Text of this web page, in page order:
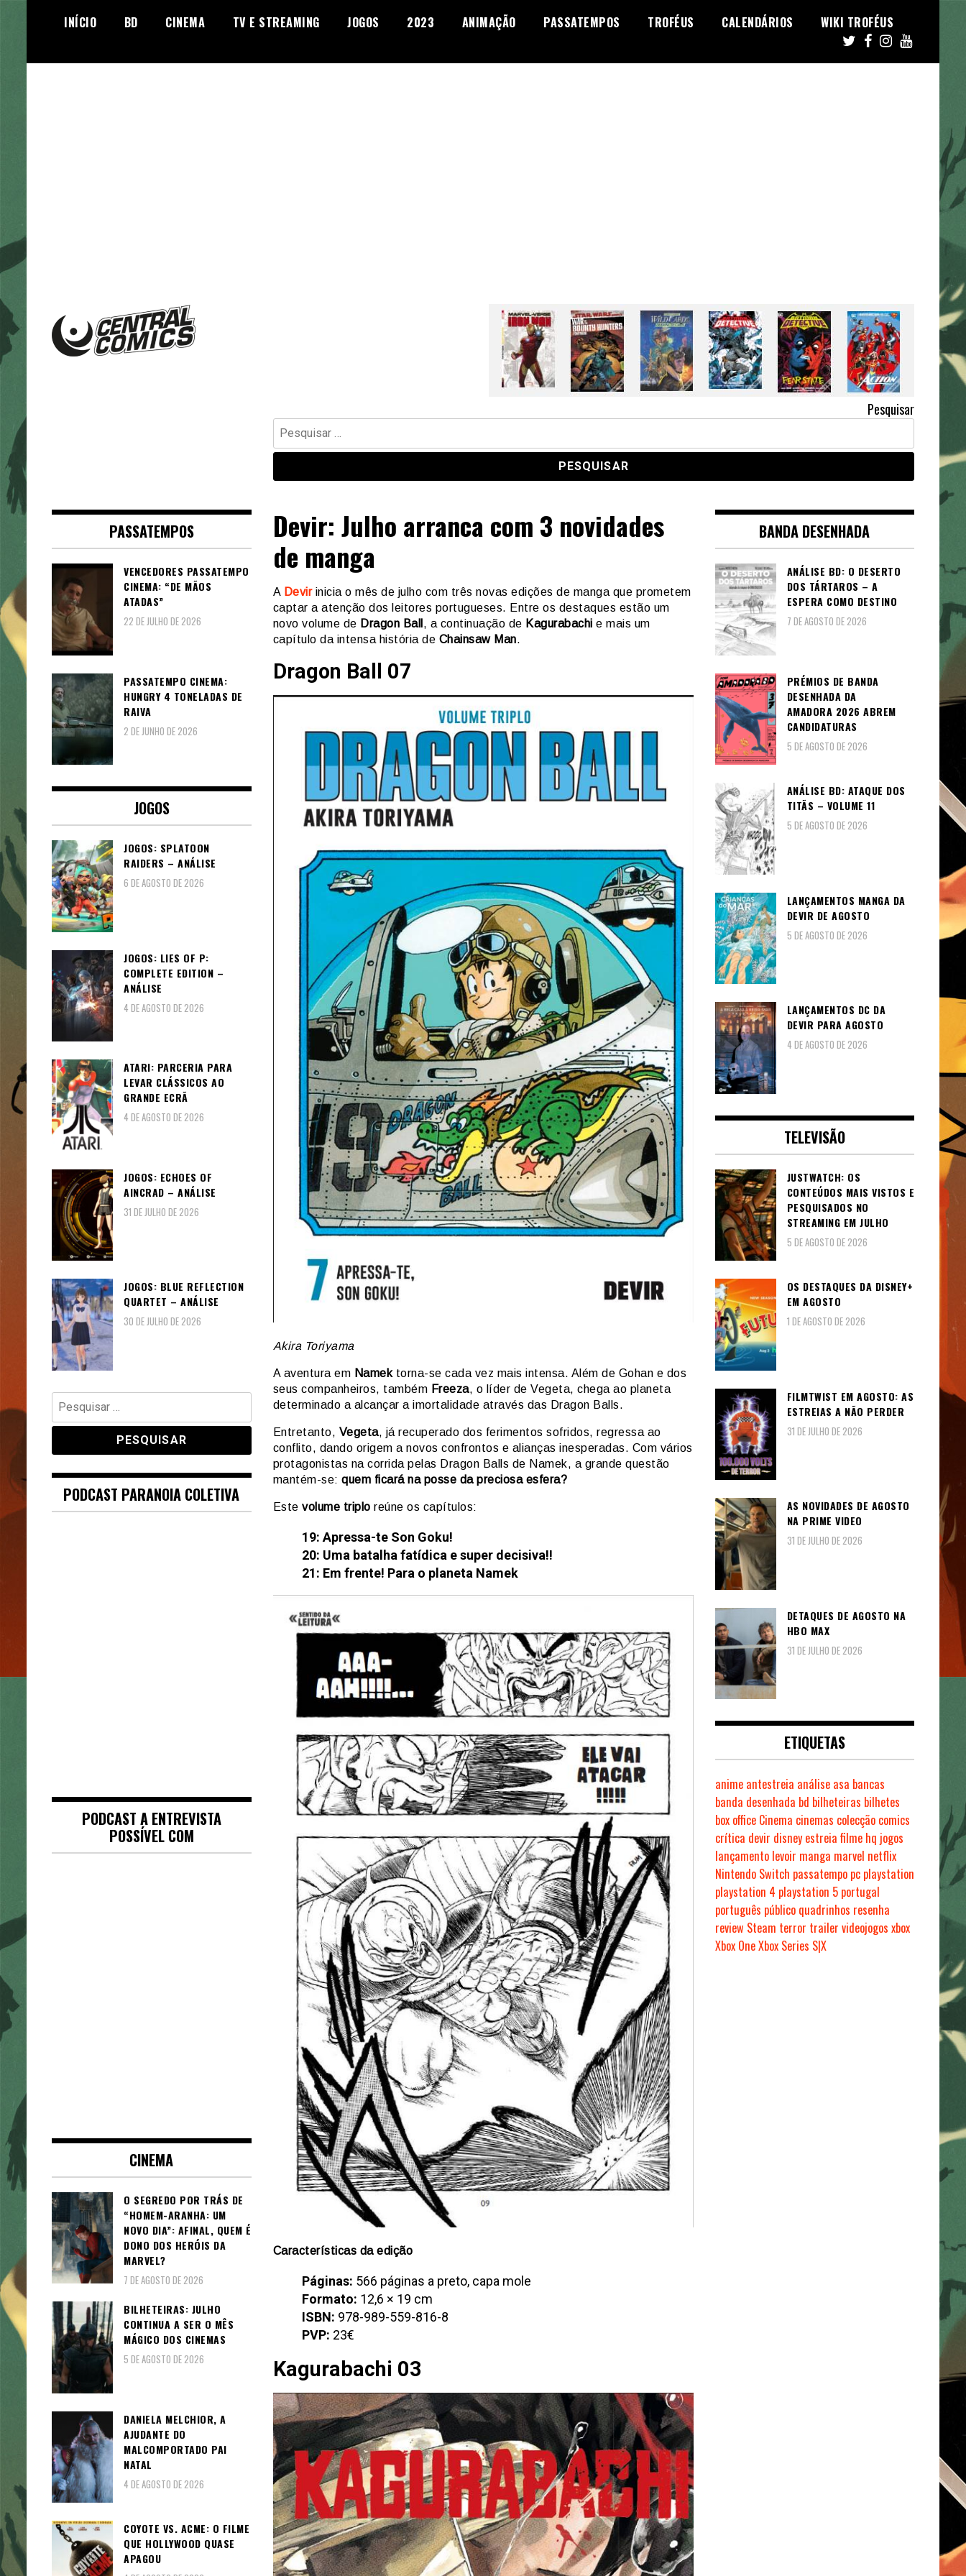
INÍCIO BD CINEMA TV E STREAMING JOGOS 2023 ANIMAÇÃO PASSATEMPOS TROFÉUS CALENDÁRIOS WIKI TROFÉUS
Pesquisar
Pesquisar
por:
Devir: Julho arranca com 3 novidades
de manga
A Devirinicia o mês de julho com três novas edições de manga que prometem
captar a atenção dos leitores portugueses. Entre os destaques estão um
novo volume de Dragon Ball , a continuação de Kagurabachi e mais um
capítulo da intensa história de Chainsaw Man.
Dragon Ball 07
Akira Toriyama
A aventura em Namektorna-se cada vez mais intensa. Além de Gohan e dos
seus companheiros, também Freeza, o líder de Vegeta, chega ao planeta
determinado a alcançar a imortalidade através das Dragon Balls.
Entretanto, Vegeta, já recuperado dos ferimentos sofridos, regressa ao
conflito, dando origem a novos confrontos e alianças inesperadas. Com vários
protagonistas na corrida pelas Dragon Balls de Namek, a grande questão
mantém-se: quem ficará na posse da preciosa esfera?
Este volume triplo reúne os capítulos:
19: Apressa-te Son Goku!
20: Uma batalha fatídica e super decisiva!!
21: Em frente! Para o planeta Namek
Características da edição
Páginas: 566 páginas a preto, capa mole
Formato: 12,6 × 19 cm
ISBN: 978-989-559-816-8
PVP: 23€
Kagurabachi 03
PASSATEMPOS
VENCEDORES PASSATEMPO
CINEMA: “DE MÃOS
ATADAS”
22 DE JULHO DE 2026
PASSATEMPO CINEMA:
HUNGRY 4 TONELADAS DE
RAIVA
2 DE JUNHO DE 2026
JOGOS
JOGOS: SPLATOON
RAIDERS – ANÁLISE
6 DE AGOSTO DE 2026
JOGOS: LIES OF P:
COMPLETE EDITION –
ANÁLISE
4 DE AGOSTO DE 2026
ATARI: PARCERIA PARA
LEVAR CLÁSSICOS AO
GRANDE ECRÃ
4 DE AGOSTO DE 2026
JOGOS: ECHOES OF
AINCRAD – ANÁLISE
31 DE JULHO DE 2026
JOGOS: BLUE REFLECTION
QUARTET – ANÁLISE
30 DE JULHO DE 2026
Pesquisar
por:
PODCAST PARANOIA COLETIVA
PODCAST A ENTREVISTA
POSSÍVEL COM
CINEMA
O SEGREDO POR TRÁS DE
“HOMEM-ARANHA: UM
NOVO DIA”: AFINAL, QUEM É
DONO DOS HERÓIS DA
MARVEL?
7 DE AGOSTO DE 2026
BILHETEIRAS: JULHO
CONTINUA A SER O MÊS
MÁGICO DOS CINEMAS
5 DE AGOSTO DE 2026
DANIELA MELCHIOR, A
AJUDANTE DO
MALCOMPORTADO PAI
NATAL
4 DE AGOSTO DE 2026
COYOTE VS. ACME: O FILME
QUE HOLLYWOOD QUASE
APAGOU
BANDA DESENHADA
ANÁLISE BD: O DESERTO
DOS TÁRTAROS – A
ESPERA COMO DESTINO
7 DE AGOSTO DE 2026
PRÉMIOS DE BANDA
DESENHADA DA
AMADORA 2026 ABREM
CANDIDATURAS
5 DE AGOSTO DE 2026
ANÁLISE BD: ATAQUE DOS
TITÃS – VOLUME 11
5 DE AGOSTO DE 2026
LANÇAMENTOS MANGA DA
DEVIR DE AGOSTO
5 DE AGOSTO DE 2026
LANÇAMENTOS DC DA
DEVIR PARA AGOSTO
4 DE AGOSTO DE 2026
TELEVISÃO
JUSTWATCH: OS
CONTEÚDOS MAIS VISTOS E
PESQUISADOS NO
STREAMING EM JULHO
5 DE AGOSTO DE 2026
OS DESTAQUES DA DISNEY+
EM AGOSTO
1 DE AGOSTO DE 2026
FILMTWIST EM AGOSTO: AS
ESTREIAS A NÃO PERDER
31 DE JULHO DE 2026
AS NOVIDADES DE AGOSTO
NA PRIME VIDEO
31 DE JULHO DE 2026
DETAQUES DE AGOSTO NA
HBO MAX
31 DE JULHO DE 2026
ETIQUETAS
anime antestreia análise asa bancas
banda desenhada bd bilheteiras bilhetes
box office Cinema cinemas colecção comics
crítica devir disney estreiafilme hq jogos
lançamento levoir manga marvel netflix
Nintendo Switch passatempo pc playstation
playstation 4 playstation 5 portugal
português público quadrinhos resenha
review Steam terror trailer videojogos xbox
Xbox OneXbox Series S|X